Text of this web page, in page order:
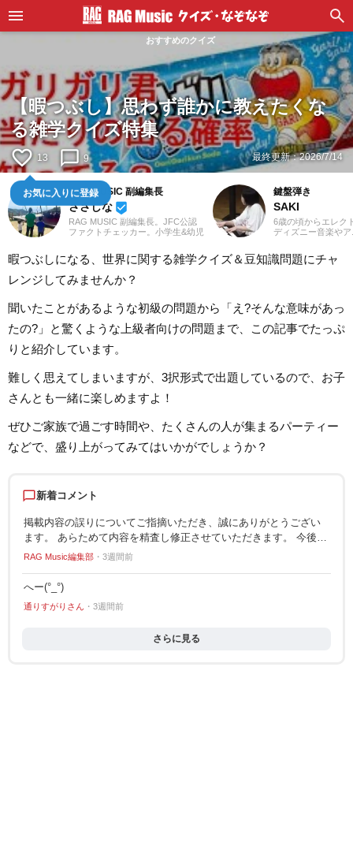
おすすめのクイズ
【暇つぶし】思わず誰かに教えたくな
る雑学クイズ特集
favorite_border 13
お気に入りに登録
chat_bubble_outline 9 最終更新：2026/7/14
RAG MUSIC 副編集長
ささしな beenhere
RAG MUSIC 副編集長。JFC公認
ファクトチェッカー。小学生&幼児
します。学生時代は京都科学技術
専門学校で音響・照明・映像技術
出からクリエイティブな表現力の
は現職である音楽制作会社に入社
し、現在に至るまで一貫して制作
畑にて経験を積み、音楽を軸に多
様な業務に取り組んでいます。現
在は自分なりに子育てについて学
んだこと、日々子供と向き合う中
しながら、子供向けの記事を中心
に担当しています。少しでもみな
さんのお役に立てれば幸いです！
鍵盤弾き
SAKI
6歳の頃からエレク
ディズニー音楽や
YouTubeやSNSに
したり、コンサー
催のイベントにも
としては、音楽関
くさまざまなジャ
れてきたので、こ
す！
暇つぶしになる、世界に関する雑学クイズ＆豆知識問題にチャ
レンジしてみませんか？
聞いたことがあるような初級の問題から「え?そんな意味があっ
たの?」と驚くような上級者向けの問題まで、この記事でたっぷ
りと紹介しています。
難しく思えてしまいますが、3択形式で出題しているので、お子
さんとも一緒に楽しめますよ！
ぜひご家族で過ごす時間や、たくさんの人が集まるパーティー
などで、盛り上がってみてはいかがでしょうか？
chat_bubble_outline新着コメント
掲載内容の誤りについてご指摘いただき、誠にありがとうござい
ます。 あらためて内容を精査し修正させていただきます。 今後と
もRAG MUSICをどうぞよろしくお願い申し上げます。
RAG Music編集部 3週間前
へー(°_°)
通りすがりさん 3週間前
さらに見る